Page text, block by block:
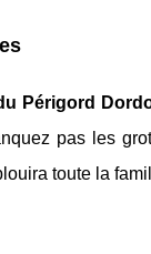
Périgord
pas les
toute la